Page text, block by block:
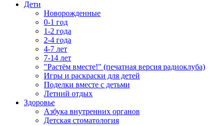
Дети
Новорожденные
0-1 год
1-2 года
2-4 года
4-7 лет
7-14 лет
"Растём вместе!" (печатная версия радиоклуба)
Игры и раскраски для детей
Поделки вместе с детьми
Летний отдых
Здоровье
Азбука внутренних органов
Детская стоматология